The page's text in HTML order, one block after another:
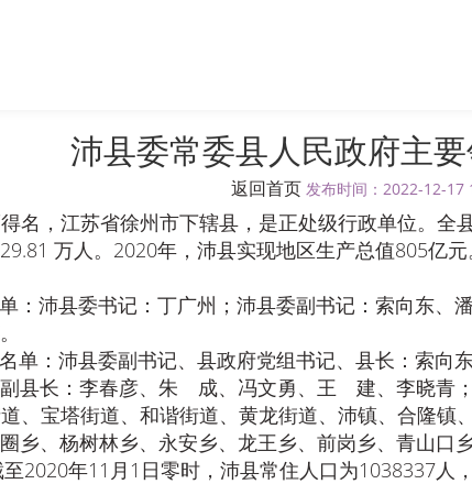
沛县委常委县人民政府主
返回首页 发布时间：2022-12-17
名，江苏省徐州市下辖县，是正处级行政单位。
万人。2020年，沛县实现地区生产总值805亿
沛县委书记：丁广州；沛县委副书记：索向东、
：沛县委副书记、县政府党组书记、县长：索向
县长：李春彦、朱 成、冯文勇、王 建、李晓青
宝塔街道、和谐街道、黄龙街道、沛镇、合隆镇
乡、杨树林乡、永安乡、龙王乡、前岗乡、青山
2020年11月1日零时，沛县常住人口为1038337人